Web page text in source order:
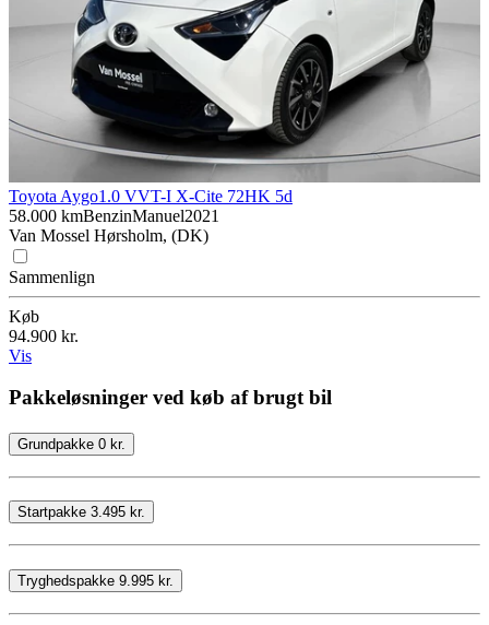
Toyota Aygo1.0 VVT-I X-Cite 72HK 5d
58.000 kmBenzinManuel2021
Van Mossel Hørsholm, (DK)
Sammenlign
Køb
94.900 kr.
Vis
Pakkeløsninger ved køb af brugt bil
Grundpakke 0 kr.
Startpakke 3.495 kr.
Tryghedspakke 9.995 kr.